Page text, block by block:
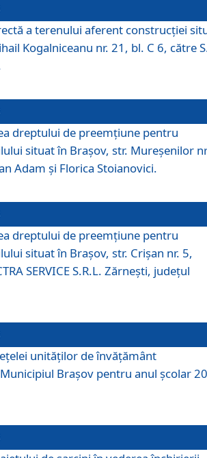
a terenului aferent construcţiei
Kogalniceanu nr. 21, bl. C 6, către
dreptului de preemţiune pentru
situat în Braşov, str. Mureşenilor
Adam şi Florica Stoianovici.
dreptului de preemţiune pentru
situat în Braşov, str. Crişan nr. 5,
SERVICE S.R.L. Zărneşti, judeţul
unităţilor de învăţământ
Braşov pentru anul şcolar